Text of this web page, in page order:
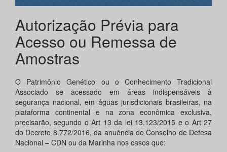
Autorização Prévia para
Acesso ou Remessa de
Amostras
O Patrimônio Genético ou o Conhecimento Tradicional
Associado se acessado em áreas indispensáveis à
segurança nacional, em águas jurisdicionais brasileiras, na
plataforma continental e na zona econômica exclusiva,
precisarão, segundo o Art 13 da lei 13.123/2015 e o Art 27
do Decreto 8.772/2016, da anuência do Conselho de Defesa
Nacional – CDN ou da Marinha nos casos que: